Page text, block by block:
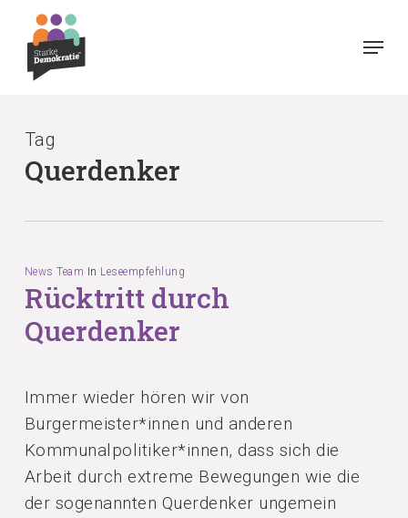
main
Menu
Tag
Querdenker
News Team In Leseempfehlung
Rücktritt durch
Querdenker
Immer wieder hören wir von
Burgermeister*innen und anderen
Kommunalpolitiker*innen, dass sich die
Arbeit durch extreme Bewegungen wie die
der sogenannten Querdenker ungemein